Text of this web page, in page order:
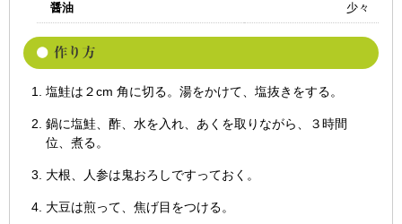
醤油 少々
塩鮭は２cm 角に切る。湯をかけて、塩抜きをする。
鍋に塩鮭、酢、水を入れ、あくを取りながら、３時間
位、煮る。
大根、人参は鬼おろしですっておく。
大豆は煎って、焦げ目をつける。